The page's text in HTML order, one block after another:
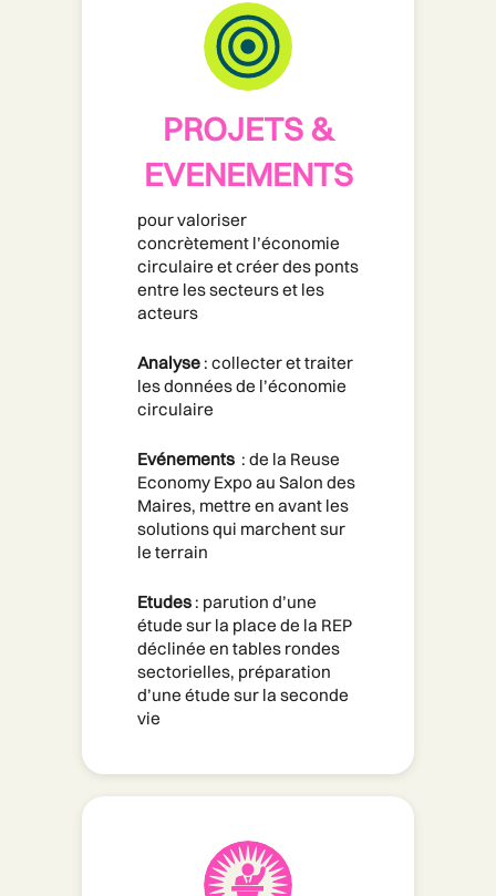
PROJETS &
EVENEMENTS
pour valoriser
concrètement l’économie
circulaire et créer des ponts
entre les secteurs et les
acteurs
Analyse : collecter et traiter
les données de l’économie
circulaire
Evénements : de la Reuse
Economy Expo au Salon des
Maires, mettre en avant les
solutions qui marchent sur
le terrain
Etudes : parution d’une
étude sur la place de la REP
déclinée en tables rondes
sectorielles, préparation
d’une étude sur la seconde
vie